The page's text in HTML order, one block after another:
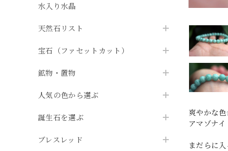
水入り水晶
天然石リスト
宝石（ファセットカット）
鉱物・置物
人気の色から選ぶ
誕生石を選ぶ
ブレスレッド
爽やかな
アマゾナイ
まだらに